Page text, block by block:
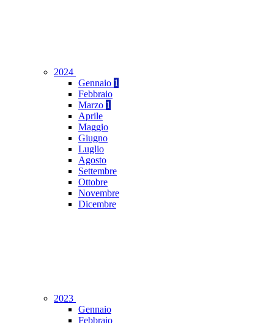
2024
Gennaio 1
Febbraio
Marzo 1
Aprile
Maggio
Giugno
Luglio
Agosto
Settembre
Ottobre
Novembre
Dicembre
2023
Gennaio
Febbraio